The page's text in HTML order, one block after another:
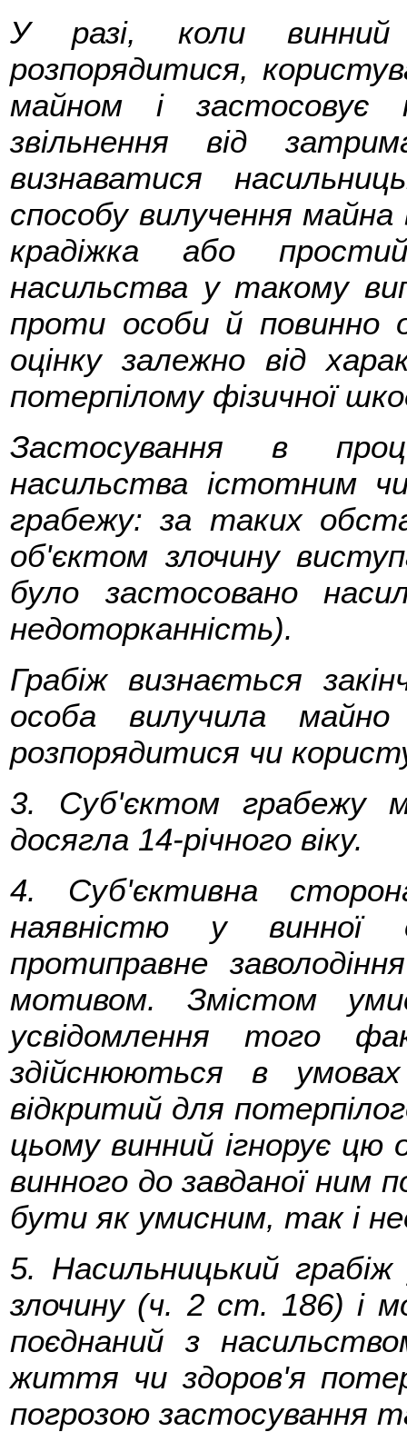
У разі, коли
розпорядитися,
майном і
звільнення від
визнаватися
способу вилучення
крадіжка або
насильства у такому
проти особи й повинно
оцінку залежно від
потерпілому фізичної
Застосування в
насильства істотним
грабежу: за таких
об'єктом злочину
було застосовано
недоторканність).
Грабіж визнається
особа вилучила
розпорядитися чи
3. Суб'єктом грабежу
досягла 14-річного віку.
4. Суб'єктивна
наявністю у винної
протиправне
мотивом. Змістом
усвідомлення того
здійснюються в
відкритий для
цьому винний ігнорує цю
винного до завданої ним
бути як умисним, так і
5. Насильницький
злочину (ч. 2 ст. 186) і
поєднаний з
життя чи здоров'я
погрозою застосування